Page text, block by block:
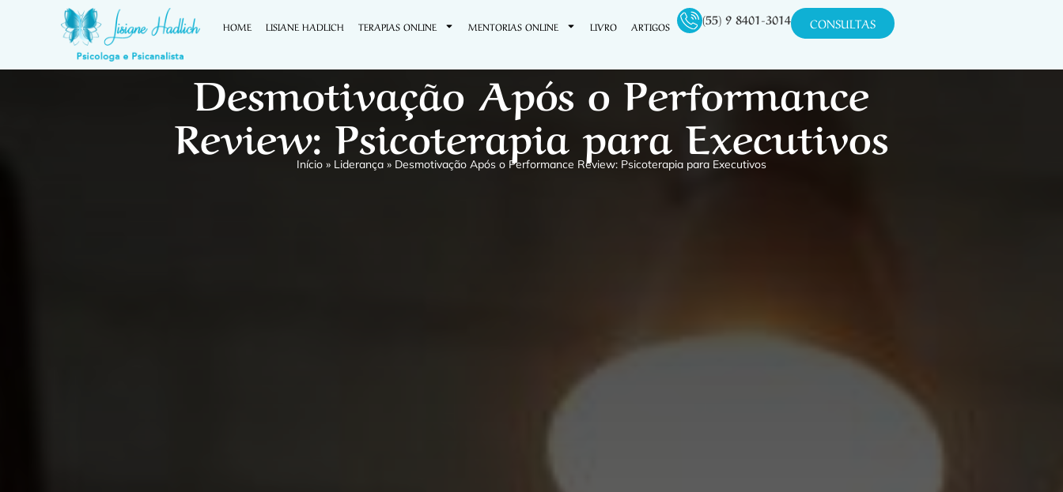
HOME LISIANE HADLICH TERAPIAS ONLINE MENTORIAS ONLINE LIVRO ARTIGOS (55) 9 8401-3014 CONSULTAS
Desmotivação Após o Performance
Review: Psicoterapia para Executivos
Início » Liderança » Desmotivação Após o Performance Review: Psicoterapia para Executivos